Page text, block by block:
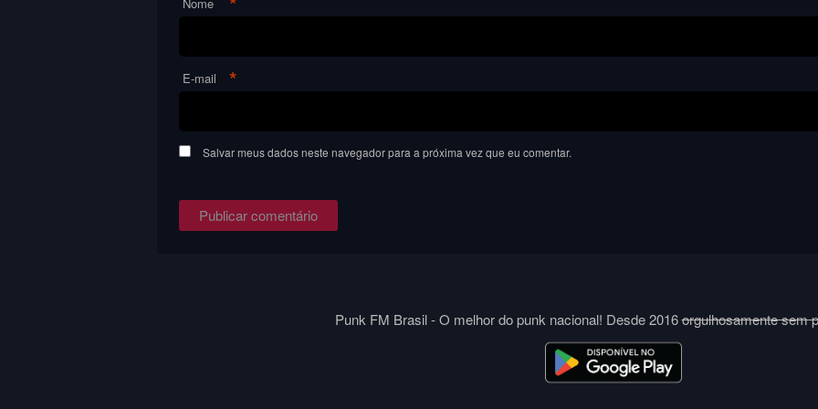
E-mail *
Salvar meus dados neste navegador para a próxima vez que eu comentar.
Punk FM Brasil - O melhor do punk nacional! Desde 2016orgulhosamente sem